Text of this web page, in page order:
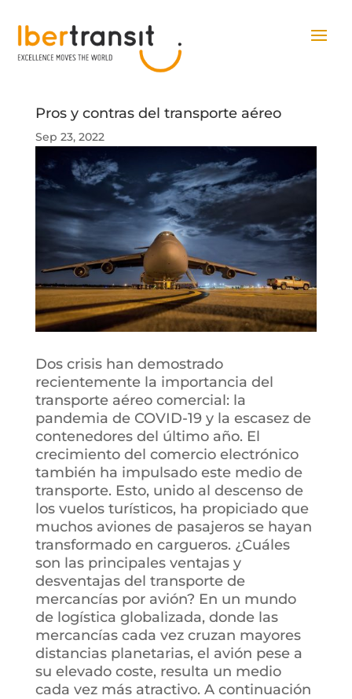
Pros y contras del transporte aéreo
Sep 23, 2022
Dos crisis han demostrado
recientemente la importancia del
transporte aéreo comercial: la
pandemia de COVID-19 y la escasez de
contenedores del último año. El
crecimiento del comercio electrónico
también ha impulsado este medio de
transporte. Esto, unido al descenso de
los vuelos turísticos, ha propiciado que
muchos aviones de pasajeros se hayan
transformado en cargueros. ¿Cuáles
son las principales ventajas y
desventajas del transporte de
mercancías por avión? En un mundo
de logística globalizada, donde las
mercancías cada vez cruzan mayores
distancias planetarias, el avión pese a
su elevado coste, resulta un medio
cada vez más atractivo. A continuación